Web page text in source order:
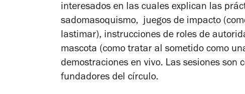
interesados en las cuales explican las
sadomasoquismo, juegos de impacto
lastimar), instrucciones de roles de
mascota (como tratar al sometido como
demostraciones en vivo. Las sesiones son
fundadores del círculo.